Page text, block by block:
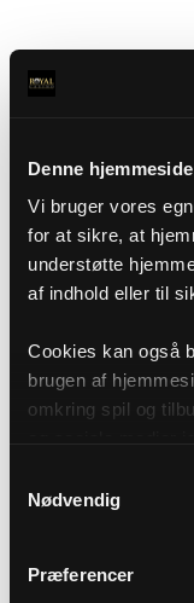
Denne
Vi bruger vores
for at sikre, at
understøtte
af indhold eller til
Cookies kan også
brugen af
omkring spil og
af cookies under
vores
Nødvendig
Præferencer